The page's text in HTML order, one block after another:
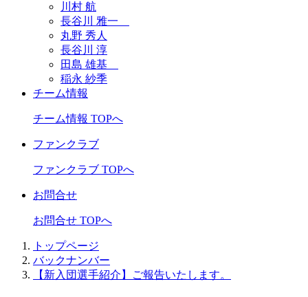
川村 航
長谷川 雅一
丸野 秀人
長谷川 淳
田島 雄基
稲永 紗季
チーム情報
チーム情報 TOPへ
ファンクラブ
ファンクラブ TOPへ
お問合せ
お問合せ TOPへ
トップページ
バックナンバー
【新入団選手紹介】ご報告いたします。